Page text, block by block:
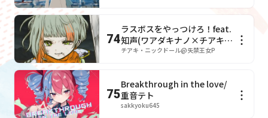
74
ラスボスをやっつけろ！feat.
知声(ワアダキナノ×チアキ・
ニックドール)
チアキ・ニックドール@失禁王女P
75
Breakthrough in the love/
重音テト
sakkyoku645